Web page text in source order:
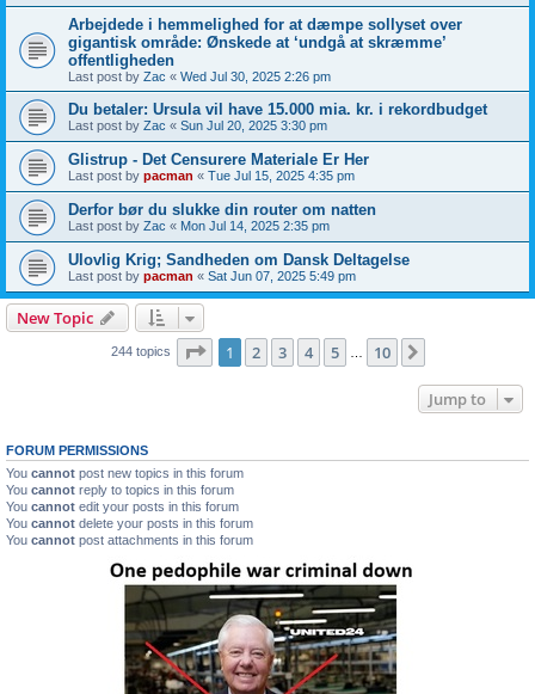
Arbejdede i hemmelighed for at dæmpe sollyset over
gigantisk område: Ønskede at ‘undgå at skræmme’
offentligheden
Last post by Zac « Wed Jul 30, 2025 2:26 pm
Du betaler: Ursula vil have 15.000 mia. kr. i rekordbudget
Last post by Zac « Sun Jul 20, 2025 3:30 pm
Glistrup - Det Censurere Materiale Er Her
Last post by pacman « Tue Jul 15, 2025 4:35 pm
Derfor bør du slukke din router om natten
Last post by Zac « Mon Jul 14, 2025 2:35 pm
Ulovlig Krig; Sandheden om Dansk Deltagelse
Last post by pacman « Sat Jun 07, 2025 5:49 pm
New Topic
244 topics Page 1of 10
1 2 3 4 5 10
Jump to
FORUM PERMISSIONS
You cannot post new topics in this forum
You cannot reply to topics in this forum
You cannot edit your posts in this forum
You cannot delete your posts in this forum
You cannot post attachments in this forum